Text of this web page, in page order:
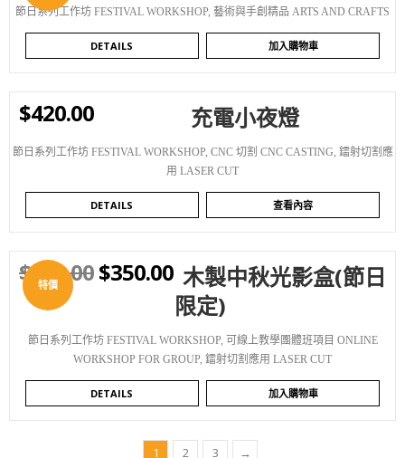
節日系列工作坊 FESTIVAL WORKSHOP, 藝術與手創精品 ARTS AND CRAFTS
DETAILS 加入購物車
$420.00 充電小夜燈
節日系列工作坊 FESTIVAL WORKSHOP, CNC 切割 CNC CASTING, 鐳射切割應
用 LASER CUT
DETAILS 查看內容
特價
WISHLIST
$380.00$350.00 木製中秋光影盒(節日
限定)
節日系列工作坊 FESTIVAL WORKSHOP, 可線上教學團體班項目 ONLINE
WORKSHOP FOR GROUP, 鐳射切割應用 LASER CUT
DETAILS 加入購物車
1 2 3 →